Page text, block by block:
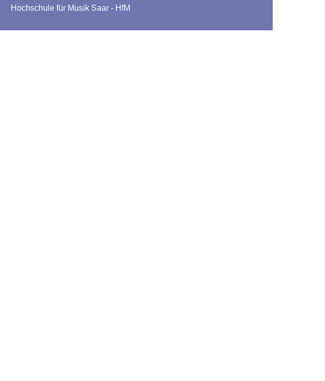
Hochschule für Musik Saar - HfM